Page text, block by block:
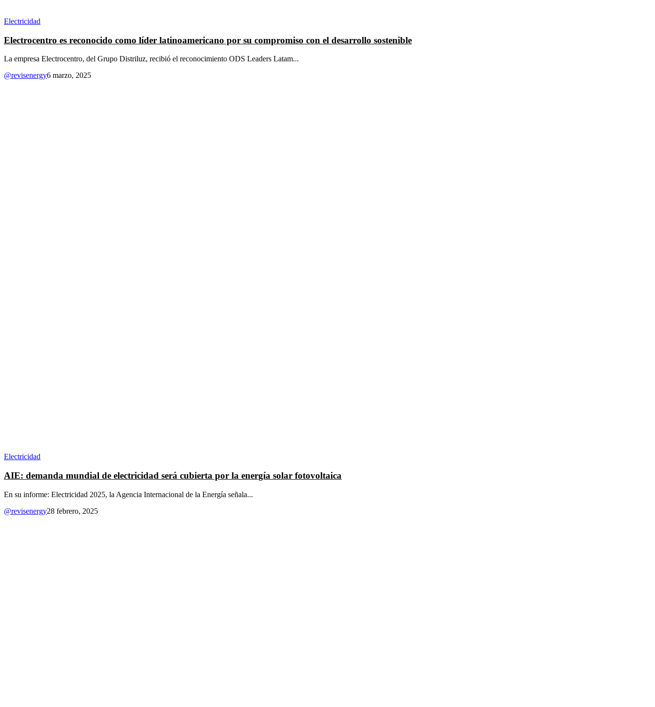
Electricidad
Electrocentro es reconocido como líder latinoamericano por su compromiso con el desarrollo sostenible
La empresa Electrocentro, del Grupo Distriluz, recibió el reconocimiento ODS Leaders Latam...
@revisenergy6 marzo, 2025
Electricidad
AIE: demanda mundial de electricidad será cubierta por la energía solar fotovoltaica
En su informe: Electricidad 2025, la Agencia Internacional de la Energía señala...
@revisenergy28 febrero, 2025